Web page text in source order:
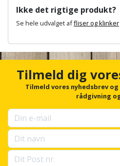
Søm
Sternbeklædning
Tag
tagplader
Terrassebrædder
Terrasseopklodsning
Tråd
Oliekande
Polsøger
Profilsaks
og
snor
Renseservietter
Høvl
Kantfræser
Kantlimer
Kap-
og
geringssav
Hegn
Højtaler
Hylder
og
fritid
Jul
Ikke det rigtige produkt?
Se hele udvalget affliser og klinker
c
r
u
p
s
e
l
Tilmeld dig
Tilmeld vores nyhedsbrev
rådgivning